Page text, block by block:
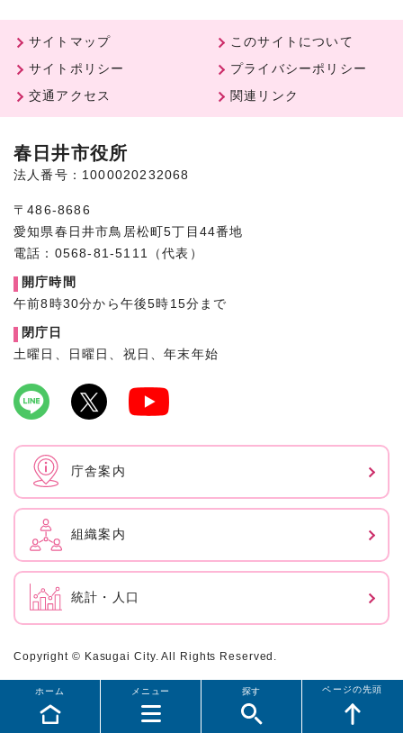
メニュー
ホーム 探す ページの先頭
サイトマップ
このサイトについて
サイトポリシー
プライバシーポリシー
交通アクセス
関連リンク
春日井市役所
法人番号：1000020232068
〒486-8686
愛知県春日井市鳥居松町5丁目44番地
電話：0568-81-5111（代表）
開庁時間
午前8時30分から午後5時15分まで
閉庁日
土曜日、日曜日、祝日、年末年始
庁舎案内
組織案内
統計・人口
Copyright © Kasugai City. All Rights Reserved.